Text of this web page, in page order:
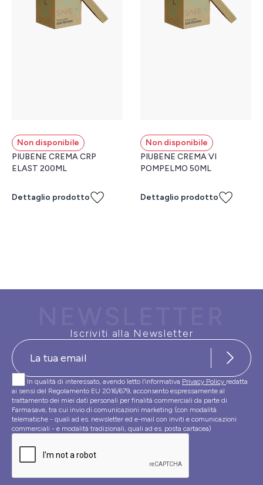
Non disponibile
PIUBENE CREMA CRP
ELAST 200ML
Dettaglio prodotto
Non disponibile
PIUBENE CREMA VI
POMPELMO 50ML
Dettaglio prodotto
Iscriviti alla Newsletter
In qualità di interessato, avendo letto l’informativa Privacy Policy redatta
ai sensi del Regolamento EU 2016/679, acconsento espressamente al
trattamento dei miei dati personali per finalità commerciali da parte di
Farmasave, tra cui invio di comunicazioni marketing (con modalità
telematiche - quali ad es. newsletter ed e-mail con inviti e comunicazioni
commerciali - e modalità tradizionali, quali ad es. posta cartacea)